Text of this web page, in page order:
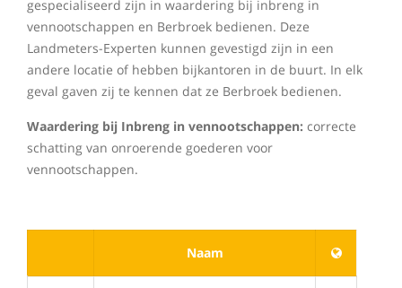
gespecialiseerd zijn in waardering bij inbreng in
vennootschappen en Berbroek bedienen. Deze
Landmeters-Experten kunnen gevestigd zijn in een
andere locatie of hebben bijkantoren in de buurt. In elk
geval gaven zij te kennen dat ze Berbroek bedienen.
Waardering bij Inbreng in vennootschappen: correcte
schatting van onroerende goederen voor
vennootschappen.
Naam